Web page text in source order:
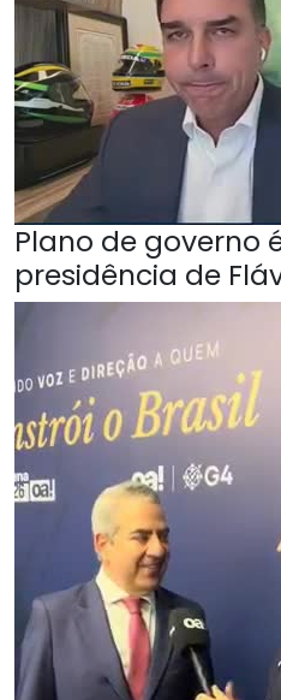
Plano de governo
presidência de